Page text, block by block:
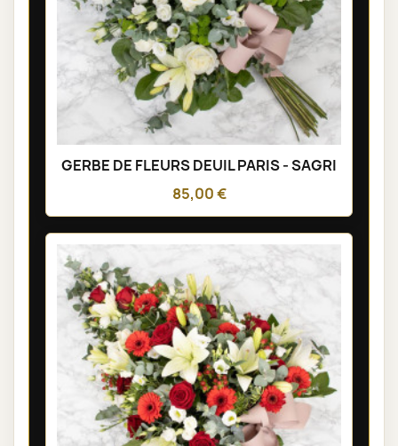
GERBE DE FLEURS DEUIL PARIS - SAGRI
85,00 €